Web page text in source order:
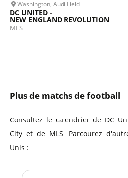
Washington, Audi Field
DC UNITED -
NEW ENGLAND REVOLUTION
MLS
Plus de matchs de football
Consultez le calendrier de DC
City et de MLS. Parcourez
Unis :